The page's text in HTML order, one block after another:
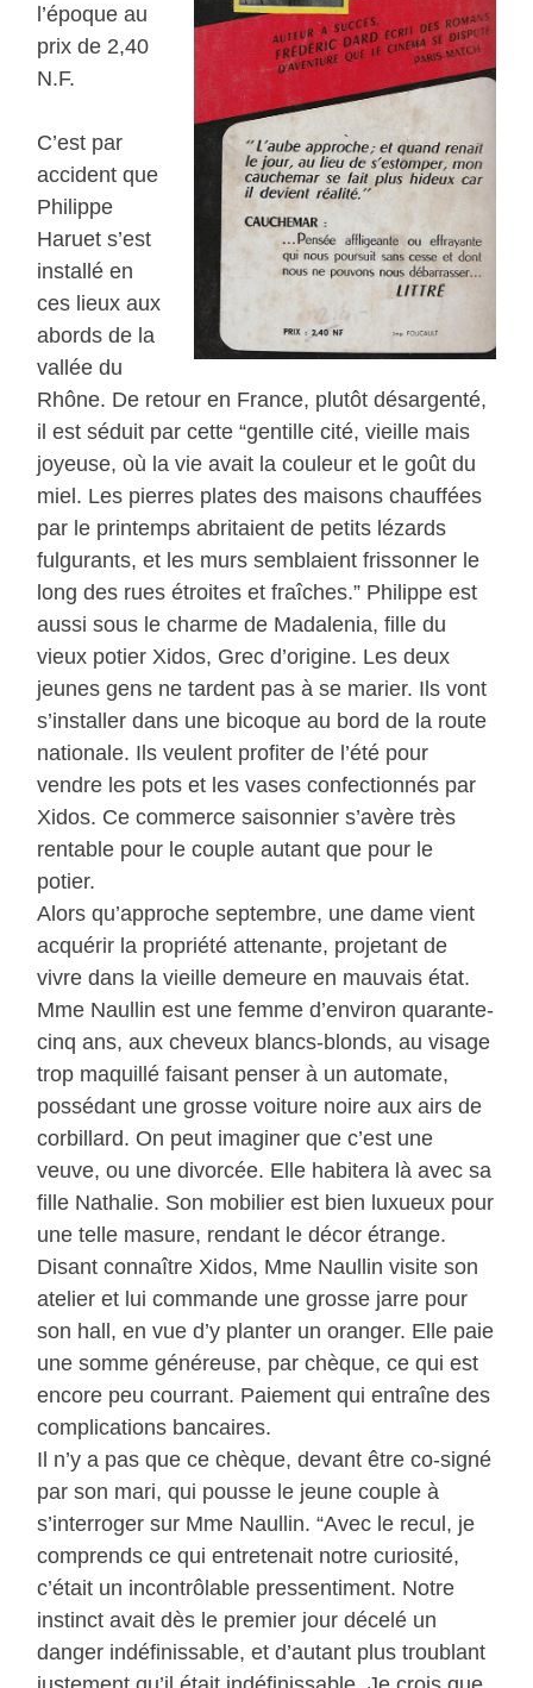
l’époque au
prix de 2,40
N.F.
C’est par
accident que
Philippe
Haruet s’est
installé en
ces lieux aux
abords de la
vallée du
Rhône. De retour en France, plutôt désargenté,
il est séduit par cette “gentille cité, vieille mais
joyeuse, où la vie avait la couleur et le goût du
miel. Les pierres plates des maisons chauffées
par le printemps abritaient de petits lézards
fulgurants, et les murs semblaient frissonner le
long des rues étroites et fraîches.” Philippe est
aussi sous le charme de Madalenia, fille du
vieux potier Xidos, Grec d’origine. Les deux
jeunes gens ne tardent pas à se marier. Ils vont
s’installer dans une bicoque au bord de la route
nationale. Ils veulent profiter de l’été pour
vendre les pots et les vases confectionnés par
Xidos. Ce commerce saisonnier s’avère très
rentable pour le couple autant que pour le
potier.
Alors qu’approche septembre, une dame vient
acquérir la propriété attenante, projetant de
vivre dans la vieille demeure en mauvais état.
Mme Naullin est une femme d’environ quarante-
cinq ans, aux cheveux blancs-blonds, au visage
trop maquillé faisant penser à un automate,
possédant une grosse voiture noire aux airs de
corbillard. On peut imaginer que c’est une
veuve, ou une divorcée. Elle habitera là avec sa
fille Nathalie. Son mobilier est bien luxueux pour
une telle masure, rendant le décor étrange.
Disant connaître Xidos, Mme Naullin visite son
atelier et lui commande une grosse jarre pour
son hall, en vue d’y planter un oranger. Elle paie
une somme généreuse, par chèque, ce qui est
encore peu courrant. Paiement qui entraîne des
complications bancaires.
Il n’y a pas que ce chèque, devant être co-signé
par son mari, qui pousse le jeune couple à
s’interroger sur Mme Naullin. “Avec le recul, je
comprends ce qui entretenait notre curiosité,
c’était un incontrôlable pressentiment. Notre
instinct avait dès le premier jour décelé un
danger indéfinissable, et d’autant plus troublant